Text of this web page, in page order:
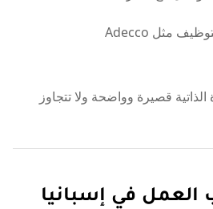
ركز على شركات التوظيف مثل Adecco
قصيرة وواضحة ولا تتجاوز
في إسبانيا